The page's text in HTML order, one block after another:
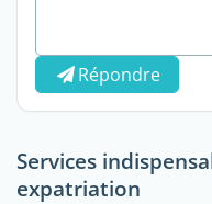
Répondre
Services
expatriation